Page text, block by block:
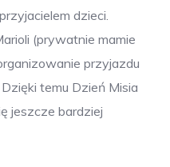
dzieci.
(prywatnie mamie
przyjazdu
Dzięki temu Dzień Misia
jeszcze bardziej